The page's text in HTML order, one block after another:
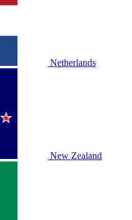
Netherlands
New Zealand